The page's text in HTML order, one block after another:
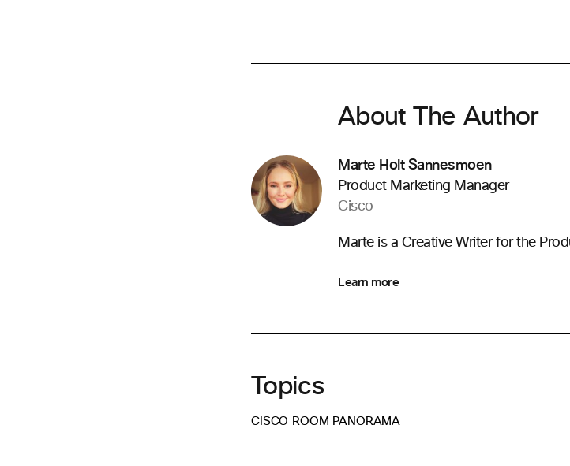
About The Author
Marte Holt Sannesmoen
Product Marketing Manager
Cisco
Marte is a Creative Writer for the
Learn more
Topics
CISCO ROOM PANORAMA